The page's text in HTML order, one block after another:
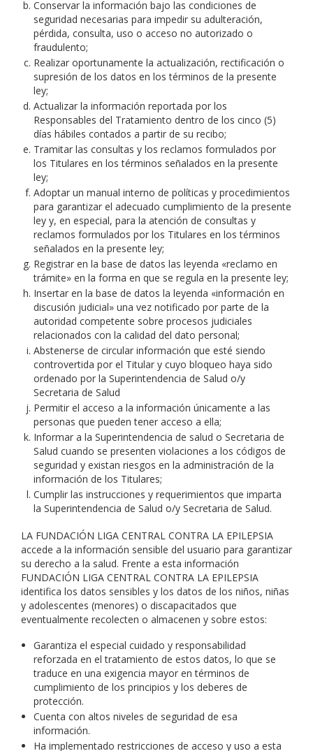
Conservar la información bajo las condiciones de
seguridad necesarias para impedir su adulteración,
pérdida, consulta, uso o acceso no autorizado o
fraudulento;
Realizar oportunamente la actualización, rectificación o
supresión de los datos en los términos de la presente
ley;
Actualizar la información reportada por los
Responsables del Tratamiento dentro de los cinco (5)
días hábiles contados a partir de su recibo;
Tramitar las consultas y los reclamos formulados por
los Titulares en los términos señalados en la presente
ley;
Adoptar un manual interno de políticas y procedimientos
para garantizar el adecuado cumplimiento de la presente
ley y, en especial, para la atención de consultas y
reclamos formulados por los Titulares en los términos
señalados en la presente ley;
Registrar en la base de datos las leyenda «reclamo en
trámite» en la forma en que se regula en la presente ley;
Insertar en la base de datos la leyenda «información en
discusión judicial» una vez notificado por parte de la
autoridad competente sobre procesos judiciales
relacionados con la calidad del dato personal;
Abstenerse de circular información que esté siendo
controvertida por el Titular y cuyo bloqueo haya sido
ordenado por la Superintendencia de Salud o/y
Secretaria de Salud
Permitir el acceso a la información únicamente a las
personas que pueden tener acceso a ella;
Informar a la Superintendencia de salud o Secretaria de
Salud cuando se presenten violaciones a los códigos de
seguridad y existan riesgos en la administración de la
información de los Titulares;
Cumplir las instrucciones y requerimientos que imparta
la Superintendencia de Salud o/y Secretaria de Salud.
LA FUNDACIÓN LIGA CENTRAL CONTRA LA EPILEPSIA
accede a la información sensible del usuario para garantizar
su derecho a la salud. Frente a esta información
FUNDACIÓN LIGA CENTRAL CONTRA LA EPILEPSIA
identifica los datos sensibles y los datos de los niños, niñas
y adolescentes (menores) o discapacitados que
eventualmente recolecten o almacenen y sobre estos:
Garantiza el especial cuidado y responsabilidad
reforzada en el tratamiento de estos datos, lo que se
traduce en una exigencia mayor en términos de
cumplimiento de los principios y los deberes de
protección.
Cuenta con altos niveles de seguridad de esa
información.
Ha implementado restricciones de acceso y uso a esta